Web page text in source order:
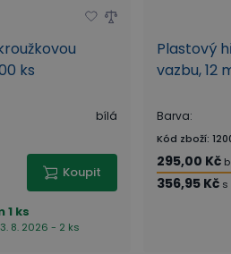
ks
bílá
Koupit
1 ks
8. 2026 - 2 ks
Plastový
vazbu, 12
Barva:
Kód zboží:
295,00 Kč
356,95 Kč s